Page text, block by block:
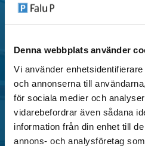
Denna webbplats använder
Vi använder
och annonserna till
för sociala medier och
vidarebefordrar även sådana
information från din enhet till
annons- och analysföretag
P-tillstånd
Falu P erbjuder flera typer
centrala områden i Falun,
privatpersoner och
SE OMRÅDEN